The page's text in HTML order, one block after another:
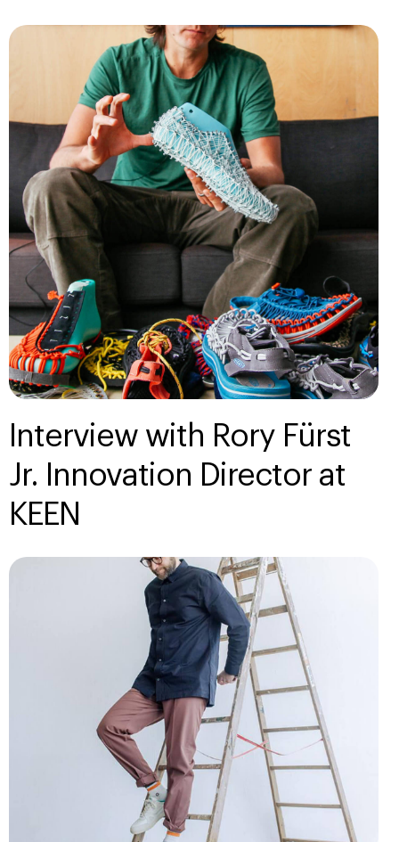
Interview with Rory Fürst
Jr. Innovation Director at
KEEN